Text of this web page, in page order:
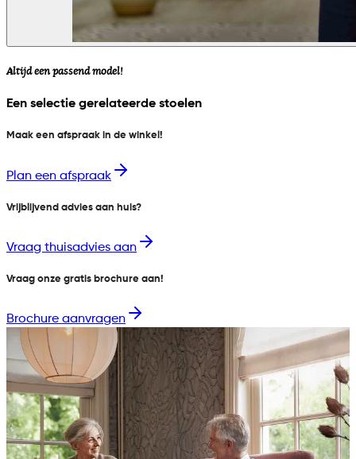
Altijd een passend model!
Een selectie gerelateerde stoelen
Maak een afspraak in de winkel!
Plan een afspraak
Vrijblijvend advies aan huis?
Vraag thuisadvies aan
Vraag onze gratis brochure aan!
Brochure aanvragen